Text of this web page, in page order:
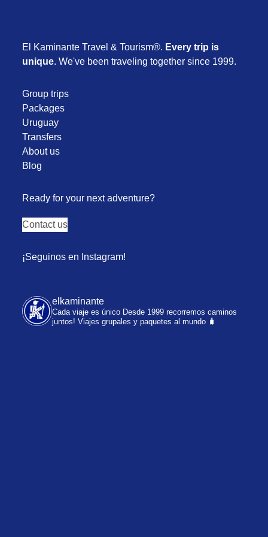
El Kaminante Travel & Tourism®. Every trip is
unique. We've been traveling together since 1999.
Group trips
Packages
Uruguay
Transfers
About us
Blog
Ready for your next adventure?
Contact us
¡Seguinos en Instagram!
elkaminante
Cada viaje es único Desde 1999 recorremos caminos
juntos! Viajes grupales y paquetes al mundo 🧳